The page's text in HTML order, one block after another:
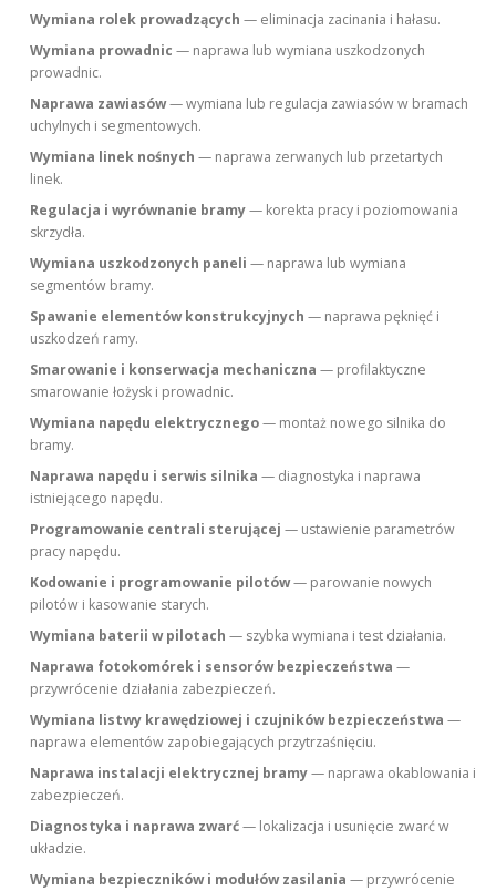
Wymiana rolek prowadzących — eliminacja zacinania i hałasu.
Wymiana prowadnic — naprawa lub wymiana uszkodzonych
prowadnic.
Naprawa zawiasów— wymiana lub regulacja zawiasów w bramach
uchylnych i segmentowych.
Wymiana linek nośnych — naprawa zerwanych lub przetartych
linek.
Regulacja i wyrównanie bramy— korekta pracy i poziomowania
skrzydła.
Wymiana uszkodzonych paneli — naprawa lub wymiana
segmentów bramy.
Spawanie elementów konstrukcyjnych — naprawa pęknięć i
uszkodzeń ramy.
Smarowanie i konserwacja mechaniczna — profilaktyczne
smarowanie łożysk i prowadnic.
Wymiana napędu elektrycznego— montaż nowego silnika do
bramy.
Naprawa napędu i serwis silnika — diagnostyka i naprawa
istniejącego napędu.
Programowanie centrali sterującej — ustawienie parametrów
pracy napędu.
Kodowanie i programowanie pilotów— parowanie nowych
pilotów i kasowanie starych.
Wymiana baterii w pilotach — szybka wymiana i test działania.
Naprawa fotokomórek i sensorów bezpieczeństwa —
przywrócenie działania zabezpieczeń.
Wymiana listwy krawędziowej i czujników bezpieczeństwa —
naprawa elementów zapobiegających przytrzaśnięciu.
Naprawa instalacji elektrycznej bramy— naprawa okablowania i
zabezpieczeń.
Diagnostyka i naprawa zwarć— lokalizacja i usunięcie zwarć w
układzie.
Wymiana bezpieczników i modułów zasilania — przywrócenie